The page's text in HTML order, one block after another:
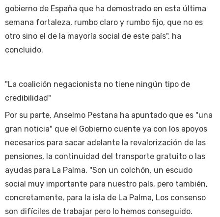
gobierno de España que ha demostrado en esta última
semana fortaleza, rumbo claro y rumbo fijo, que no es
otro sino el de la mayoría social de este país", ha
concluido.
"La coalición negacionista no tiene ningún tipo de
credibilidad"
Por su parte, Anselmo Pestana ha apuntado que es "una
gran noticia" que el Gobierno cuente ya con los apoyos
necesarios para sacar adelante la revalorización de las
pensiones, la continuidad del transporte gratuito o las
ayudas para La Palma. "Son un colchón, un escudo
social muy importante para nuestro país, pero también,
concretamente, para la isla de La Palma, Los consenso
son difíciles de trabajar pero lo hemos conseguido.